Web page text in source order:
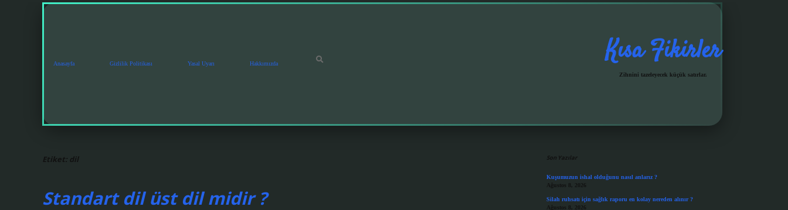
Anasayfa Gizlilik Politikası Yasal Uyarı Hakkımızda Kısa Fikirler
Zihnini tazeleyecek küçük satırlar.
Etiket: dil
Standart dil üst dil midir ?
Son Yazılar
Kuşumuzun ishal olduğunu nasıl anlarız ?
Ağustos 8, 2026
Silah ruhsatı için sağlık raporu en kolay nereden alınır ?
Ağustos 8, 2026